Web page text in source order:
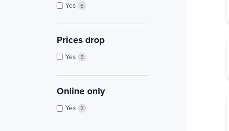
Yes 6
Prices drop
Yes 5
Online only
Yes 2